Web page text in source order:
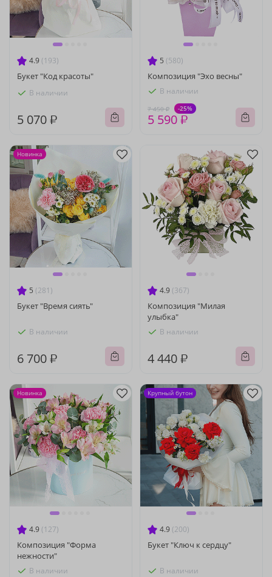
4.9 (193)
Букет "Код красоты"
В наличии
5 070 ₽
5 (580)
Композиция "Эхо весны"
В наличии
7 450 ₽ -25%
5 590 ₽
5 (281)
Букет "Время сиять"
В наличии
6 700 ₽
Новинка
4.9 (367)
Композиция "Милая
улыбка"
В наличии
4 440 ₽
4.9 (127)
Композиция "Форма
нежности"
В наличии
Новинка
4.9 (200)
Букет "Ключ к сердцу"
В наличии
Крупный бутон